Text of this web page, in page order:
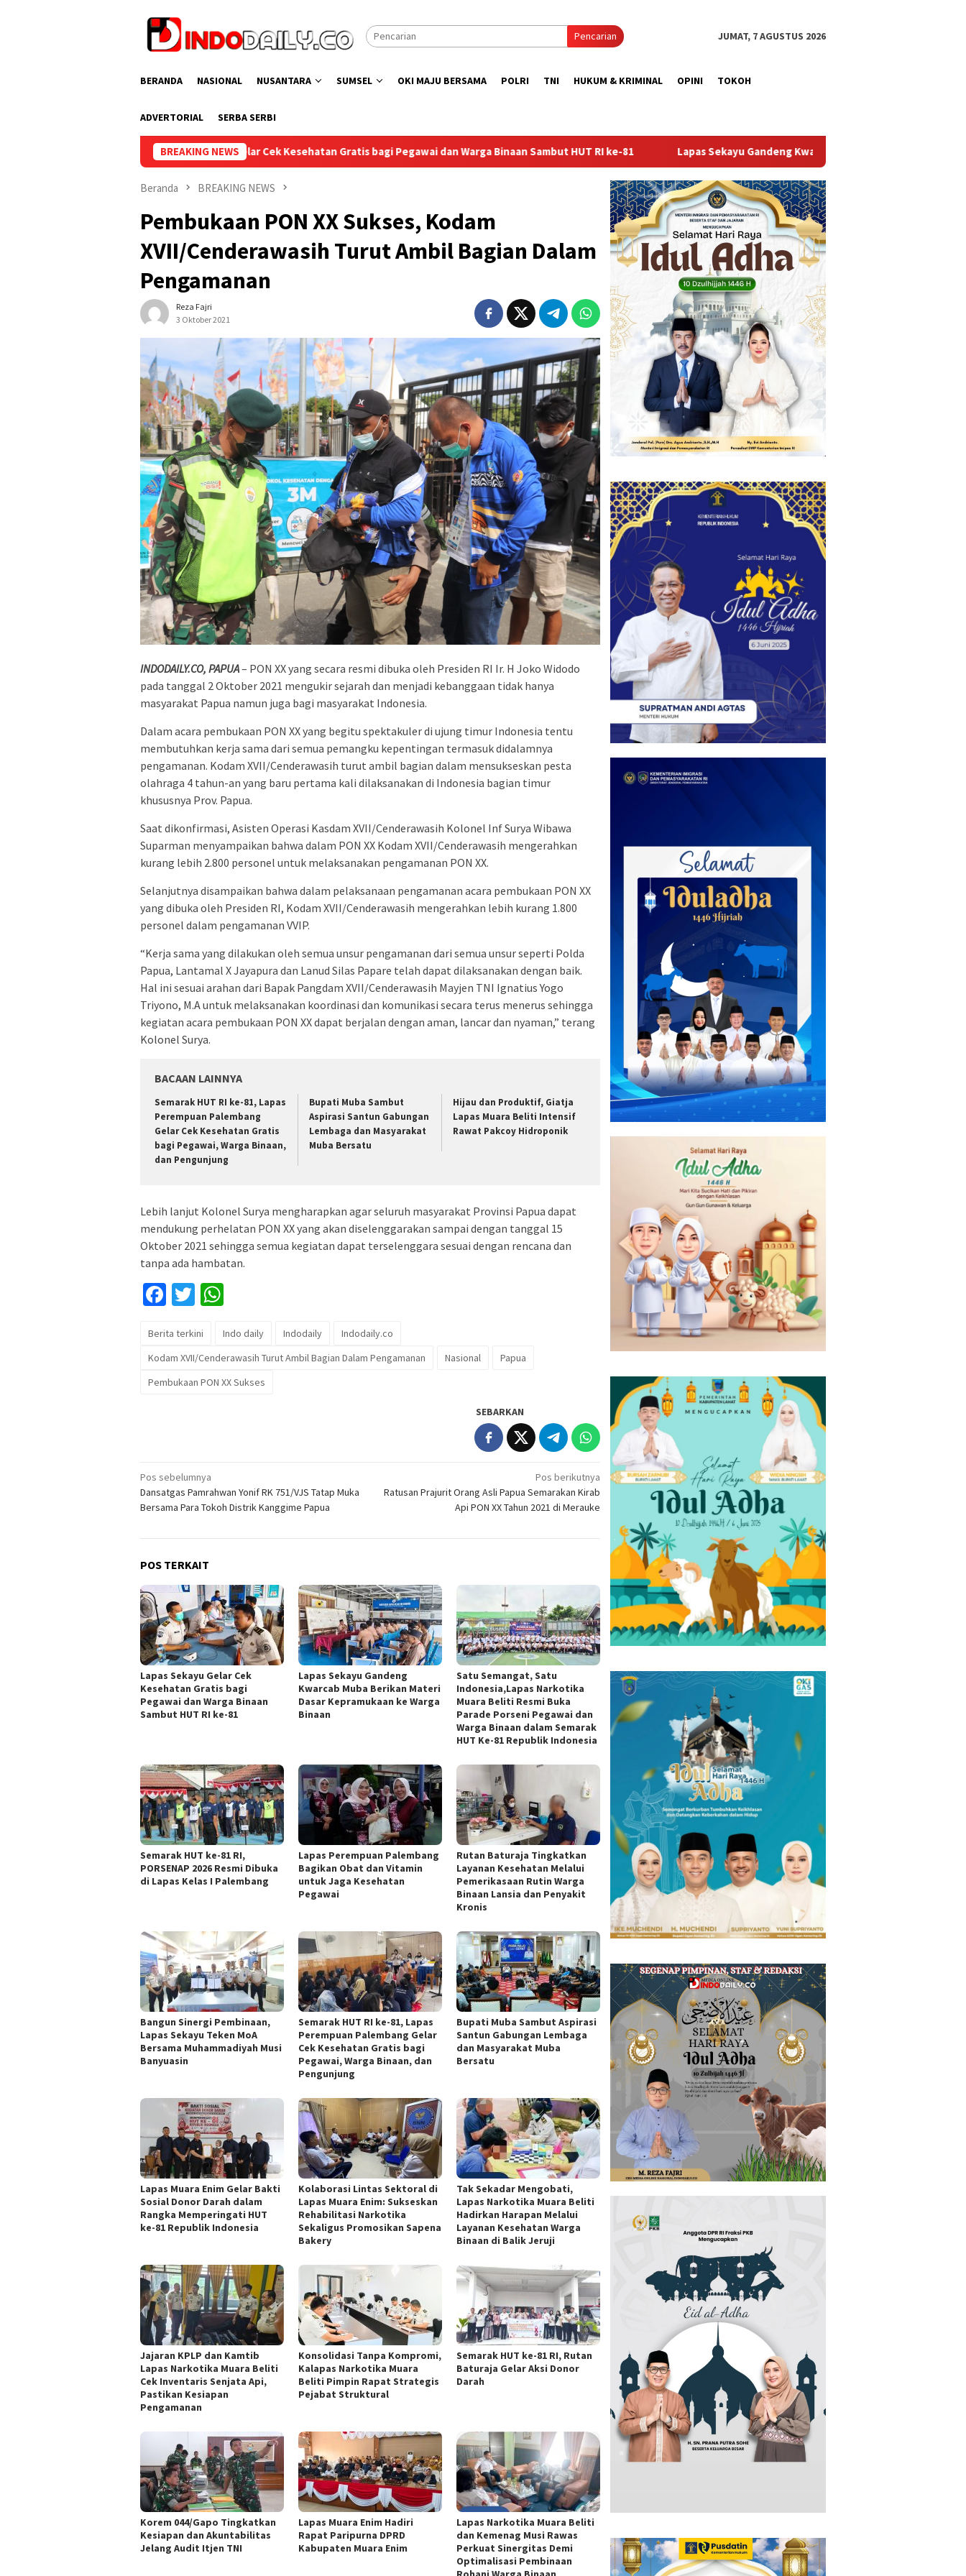
Pencarian JUMAT, 7 AGUSTUS 2026
BERANDA NASIONAL NUSANTARA SUMSEL OKI MAJU BERSAMA POLRI TNI HUKUM & KRIMINAL OPINI TOKOH
ADVERTORIAL SERBA SERBI
BREAKING NEWS
Lapas Sekayu Gelar Cek Kesehatan Gratis bagi Pegawai dan Warga Binaan Sambut HUT RI ke-81 Lapas Sekayu Gandeng Kwarcab Muba Berikan Materi Dasar Kepramukaan ke Warga
Beranda BREAKING NEWS
Pembukaan PON XX Sukses, Kodam
XVII/Cenderawasih Turut Ambil Bagian Dalam
Pengamanan
Reza Fajri
3 Oktober 2021
INDODAILY.CO, PAPUA– PON XX yang secara resmi dibuka oleh Presiden RI Ir. H Joko Widodo
pada tanggal 2 Oktober 2021 mengukir sejarah dan menjadi kebanggaan tidak hanya
masyarakat Papua namun juga bagi masyarakat Indonesia.
Dalam acara pembukaan PON XX yang begitu spektakuler di ujung timur Indonesia tentu
membutuhkan kerja sama dari semua pemangku kepentingan termasuk didalamnya
pengamanan. Kodam XVII/Cenderawasih turut ambil bagian dalam mensukseskan pesta
olahraga 4 tahun-an yang baru pertama kali dilaksanakan di Indonesia bagian timur
khususnya Prov. Papua.
Saat dikonfirmasi, Asisten Operasi Kasdam XVII/Cenderawasih Kolonel Inf Surya Wibawa
Suparman menyampaikan bahwa dalam PON XX Kodam XVII/Cenderawasih mengerahkan
kurang lebih 2.800 personel untuk melaksanakan pengamanan PON XX.
Selanjutnya disampaikan bahwa dalam pelaksanaan pengamanan acara pembukaan PON XX
yang dibuka oleh Presiden RI, Kodam XVII/Cenderawasih mengerahkan lebih kurang 1.800
personel dalam pengamanan VVIP.
“Kerja sama yang dilakukan oleh semua unsur pengamanan dari semua unsur seperti Polda
Papua, Lantamal X Jayapura dan Lanud Silas Papare telah dapat dilaksanakan dengan baik.
Hal ini sesuai arahan dari Bapak Pangdam XVII/Cenderawasih Mayjen TNI Ignatius Yogo
Triyono, M.A untuk melaksanakan koordinasi dan komunikasi secara terus menerus sehingga
kegiatan acara pembukaan PON XX dapat berjalan dengan aman, lancar dan nyaman,” terang
Kolonel Surya.
BACAAN LAINNYA
Semarak HUT RI ke-81, Lapas
Perempuan Palembang
Gelar Cek Kesehatan Gratis
bagi Pegawai, Warga Binaan,
dan Pengunjung
Bupati Muba Sambut
Aspirasi Santun Gabungan
Lembaga dan Masyarakat
Muba Bersatu
Hijau dan Produktif, Giatja
Lapas Muara Beliti Intensif
Rawat Pakcoy Hidroponik
Lebih lanjut Kolonel Surya mengharapkan agar seluruh masyarakat Provinsi Papua dapat
mendukung perhelatan PON XX yang akan diselenggarakan sampai dengan tanggal 15
Oktober 2021 sehingga semua kegiatan dapat terselenggara sesuai dengan rencana dan
tanpa ada hambatan.
Facebook
Twitter
Berita terkini Indo daily Indodaily
Indodaily.co
Kodam XVII/Cenderawasih Turut Ambil Bagian Dalam Pengamanan
Nasional
Papua
Pembukaan PON XX Sukses
SEBARKAN
Navigasi
pos
Pos sebelumnya
Dansatgas Pamrahwan Yonif RK 751/VJS Tatap Muka
Bersama Para Tokoh Distrik Kanggime Papua
Pos berikutnya
Ratusan Prajurit Orang Asli Papua Semarakan Kirab
Api PON XX Tahun 2021 di Merauke
POS TERKAIT
Lapas Sekayu Gelar Cek
Kesehatan Gratis bagi
Pegawai dan Warga Binaan
Sambut HUT RI ke-81
Lapas Sekayu Gandeng
Kwarcab Muba Berikan Materi
Dasar Kepramukaan ke Warga
Binaan
Satu Semangat, Satu
Indonesia,Lapas Narkotika
Muara Beliti Resmi Buka
Parade Porseni Pegawai dan
Warga Binaan dalam Semarak
HUT Ke-81 Republik Indonesia
Semarak HUT ke-81 RI,
PORSENAP 2026 Resmi Dibuka
di Lapas Kelas I Palembang
Lapas Perempuan Palembang
Bagikan Obat dan Vitamin
untuk Jaga Kesehatan
Pegawai
Rutan Baturaja Tingkatkan
Layanan Kesehatan Melalui
Pemerikasaan Rutin Warga
Binaan Lansia dan Penyakit
Kronis
Bangun Sinergi Pembinaan,
Lapas Sekayu Teken MoA
Bersama Muhammadiyah Musi
Banyuasin
Semarak HUT RI ke-81, Lapas
Perempuan Palembang Gelar
Cek Kesehatan Gratis bagi
Pegawai, Warga Binaan, dan
Pengunjung
Bupati Muba Sambut Aspirasi
Santun Gabungan Lembaga
dan Masyarakat Muba
Bersatu
Lapas Muara Enim Gelar Bakti
Sosial Donor Darah dalam
Rangka Memperingati HUT
ke-81 Republik Indonesia
Kolaborasi Lintas Sektoral di
Lapas Muara Enim: Sukseskan
Rehabilitasi Narkotika
Sekaligus Promosikan Sapena
Bakery
Tak Sekadar Mengobati,
Lapas Narkotika Muara Beliti
Hadirkan Harapan Melalui
Layanan Kesehatan Warga
Binaan di Balik Jeruji
Jajaran KPLP dan Kamtib
Lapas Narkotika Muara Beliti
Cek Inventaris Senjata Api,
Pastikan Kesiapan
Pengamanan
Konsolidasi Tanpa Kompromi,
Kalapas Narkotika Muara
Beliti Pimpin Rapat Strategis
Pejabat Struktural
Semarak HUT ke-81 RI, Rutan
Baturaja Gelar Aksi Donor
Darah
Korem 044/Gapo Tingkatkan
Kesiapan dan Akuntabilitas
Jelang Audit Itjen TNI
Lapas Muara Enim Hadiri
Rapat Paripurna DPRD
Kabupaten Muara Enim
Lapas Narkotika Muara Beliti
dan Kemenag Musi Rawas
Perkuat Sinergitas Demi
Optimalisasi Pembinaan